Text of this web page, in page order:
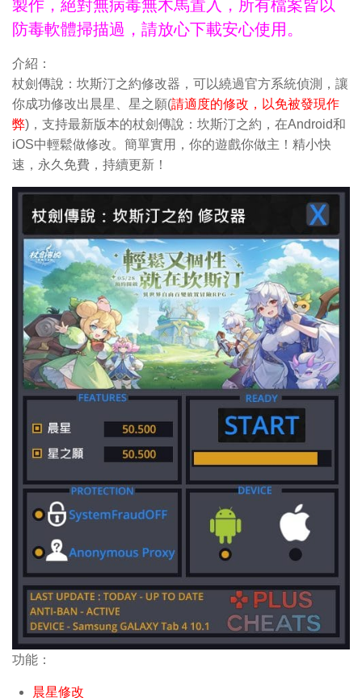
製作，絕對無病毒無木馬置入，所有檔案皆以
防毒軟體掃描過，請放心下載安心使用。
介紹：
杖劍傳說：坎斯汀之約修改器，可以繞過官方系統偵測，讓
你成功修改出晨星、星之願(請適度的修改，以免被發現作
弊)，支持最新版本的杖劍傳說：坎斯汀之約，在Android和
iOS中輕鬆做修改。簡單實用，你的遊戲你做主！精小快
速，永久免費，持續更新！
功能：
晨星修改